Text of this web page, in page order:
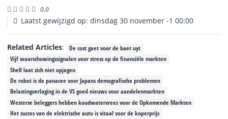
0.0
Laatst gewijzigd op: dinsdag 30 november -1 00:00
Related Articles:
De cost gaet voor de baet uyt
Vijf waarschuwingssignalen voor stress op de financiële markten
Shell laat zich niet opjagen
De robot is de panacee voor Japans demografische problemen
Belastingverlaging in de VS goed nieuws voor aandelenmarkten
Westerse beleggers hebben koudwatervrees voor de Opkomende Markten
Het succes van de elektrische auto is vitaal voor de koperprijs